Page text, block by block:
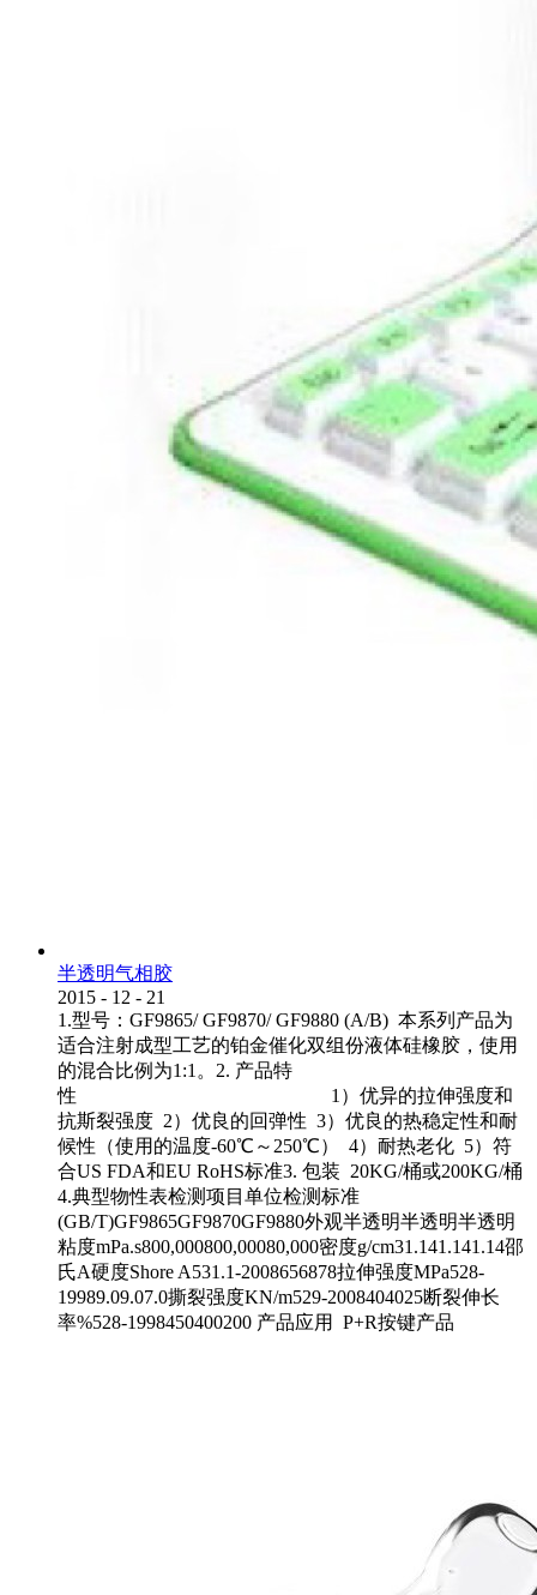
半透明气相胶
2015 - 12 - 21
1.型号：GF9865/ GF9870/ GF9880 (A/B) 本系列产品为
适合注射成型工艺的铂金催化双组份液体硅橡胶，使用
的混合比例为1:1。2. 产品特
性 1）优异的拉伸强度和
抗斯裂强度 2）优良的回弹性 3）优良的热稳定性和耐
候性（使用的温度-60℃～250℃） 4）耐热老化 5）符
合US FDA和EU RoHS标准3. 包装 20KG/桶或200KG/桶
4.典型物性表检测项目单位检测标准
(GB/T)GF9865GF9870GF9880外观半透明半透明半透明
粘度mPa.s800,000800,00080,000密度g/cm31.141.141.14邵
氏A硬度Shore A531.1-2008656878拉伸强度MPa528-
19989.09.07.0撕裂强度KN/m529-2008404025断裂伸长
率%528-1998450400200 产品应用 P+R按键产品